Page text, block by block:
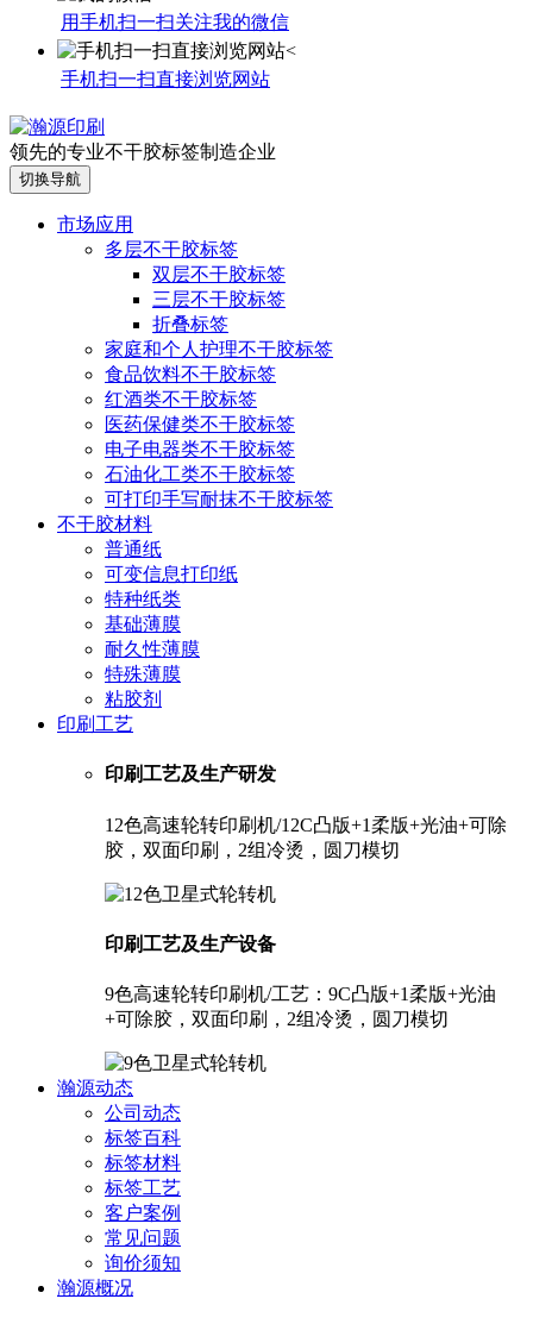
用手机扫一扫关注我的微信
手机扫一扫直接浏览网站
领先的专业不干胶标签制造企业
切换导航
市场应用
多层不干胶标签
双层不干胶标签
三层不干胶标签
折叠标签
家庭和个人护理不干胶标签
食品饮料不干胶标签
红酒类不干胶标签
医药保健类不干胶标签
电子电器类不干胶标签
石油化工类不干胶标签
可打印手写耐抹不干胶标签
不干胶材料
普通纸
可变信息打印纸
特种纸类
基础薄膜
耐久性薄膜
特殊薄膜
粘胶剂
印刷工艺
印刷工艺及生产研发
12色高速轮转印刷机/12C凸版+1柔版+光油+可除
胶，双面印刷，2组冷烫，圆刀模切
印刷工艺及生产设备
9色高速轮转印刷机/工艺：9C凸版+1柔版+光油
+可除胶，双面印刷，2组冷烫，圆刀模切
瀚源动态
公司动态
标签百科
标签材料
标签工艺
客户案例
常见问题
询价须知
瀚源概况